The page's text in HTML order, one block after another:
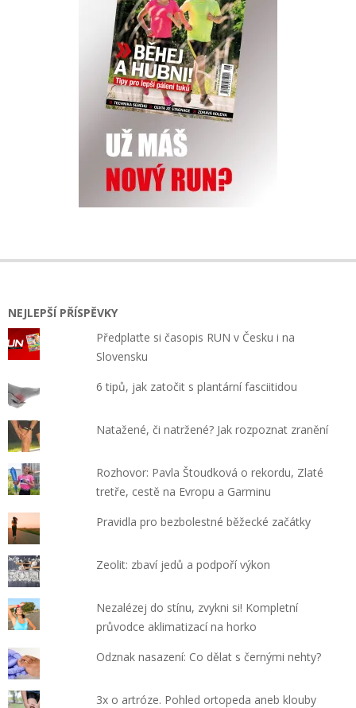
NEJLEPŠÍ PŘÍSPĚVKY
Předplaťte si časopis RUN v Česku i na
Slovensku
6 tipů, jak zatočit s plantární fasciitidou
Natažené, či natržené? Jak rozpoznat zranění
Rozhovor: Pavla Štoudková o rekordu, Zlaté
tretře, cestě na Evropu a Garminu
Pravidla pro bezbolestné běžecké začátky
Zeolit: zbaví jedů a podpoří výkon
Nezalézej do stínu, zvykni si! Kompletní
průvodce aklimatizací na horko
Odznak nasazení: Co dělat s černými nehty?
3x o artróze. Pohled ortopeda aneb klouby